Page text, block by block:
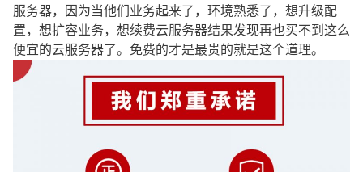
服务器，因为当他们业务起来了，环境熟悉了，想升级配
置，想扩容业务，想续费云服务器结果发现再也买不到这么
便宜的云服务器了。免费的才是最贵的就是这个道理。